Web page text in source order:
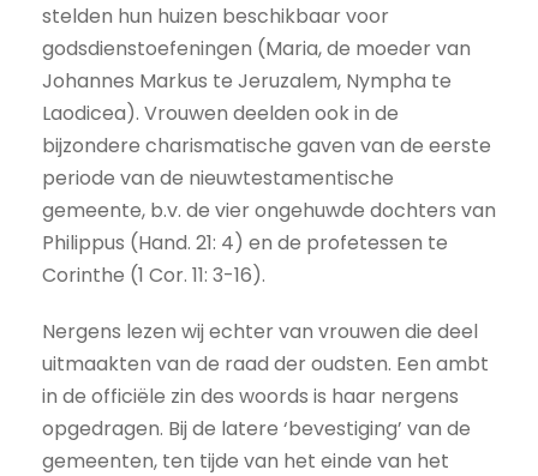
stelden hun huizen beschikbaar voor
godsdienstoefeningen (Maria, de moeder van
Johannes Markus te Jeruzalem, Nympha te
Laodicea). Vrouwen deelden ook in de
bijzondere charismatische gaven van de eerste
periode van de nieuwtestamentische
gemeente, b.v. de vier ongehuwde dochters van
Philippus (Hand. 21: 4) en de profetessen te
Corinthe (1 Cor. 11: 3-16).
Nergens lezen wij echter van vrouwen die deel
uitmaakten van de raad der oudsten. Een ambt
in de officiële zin des woords is haar nergens
opgedragen. Bij de latere ‘bevestiging’ van de
gemeenten, ten tijde van het einde van het